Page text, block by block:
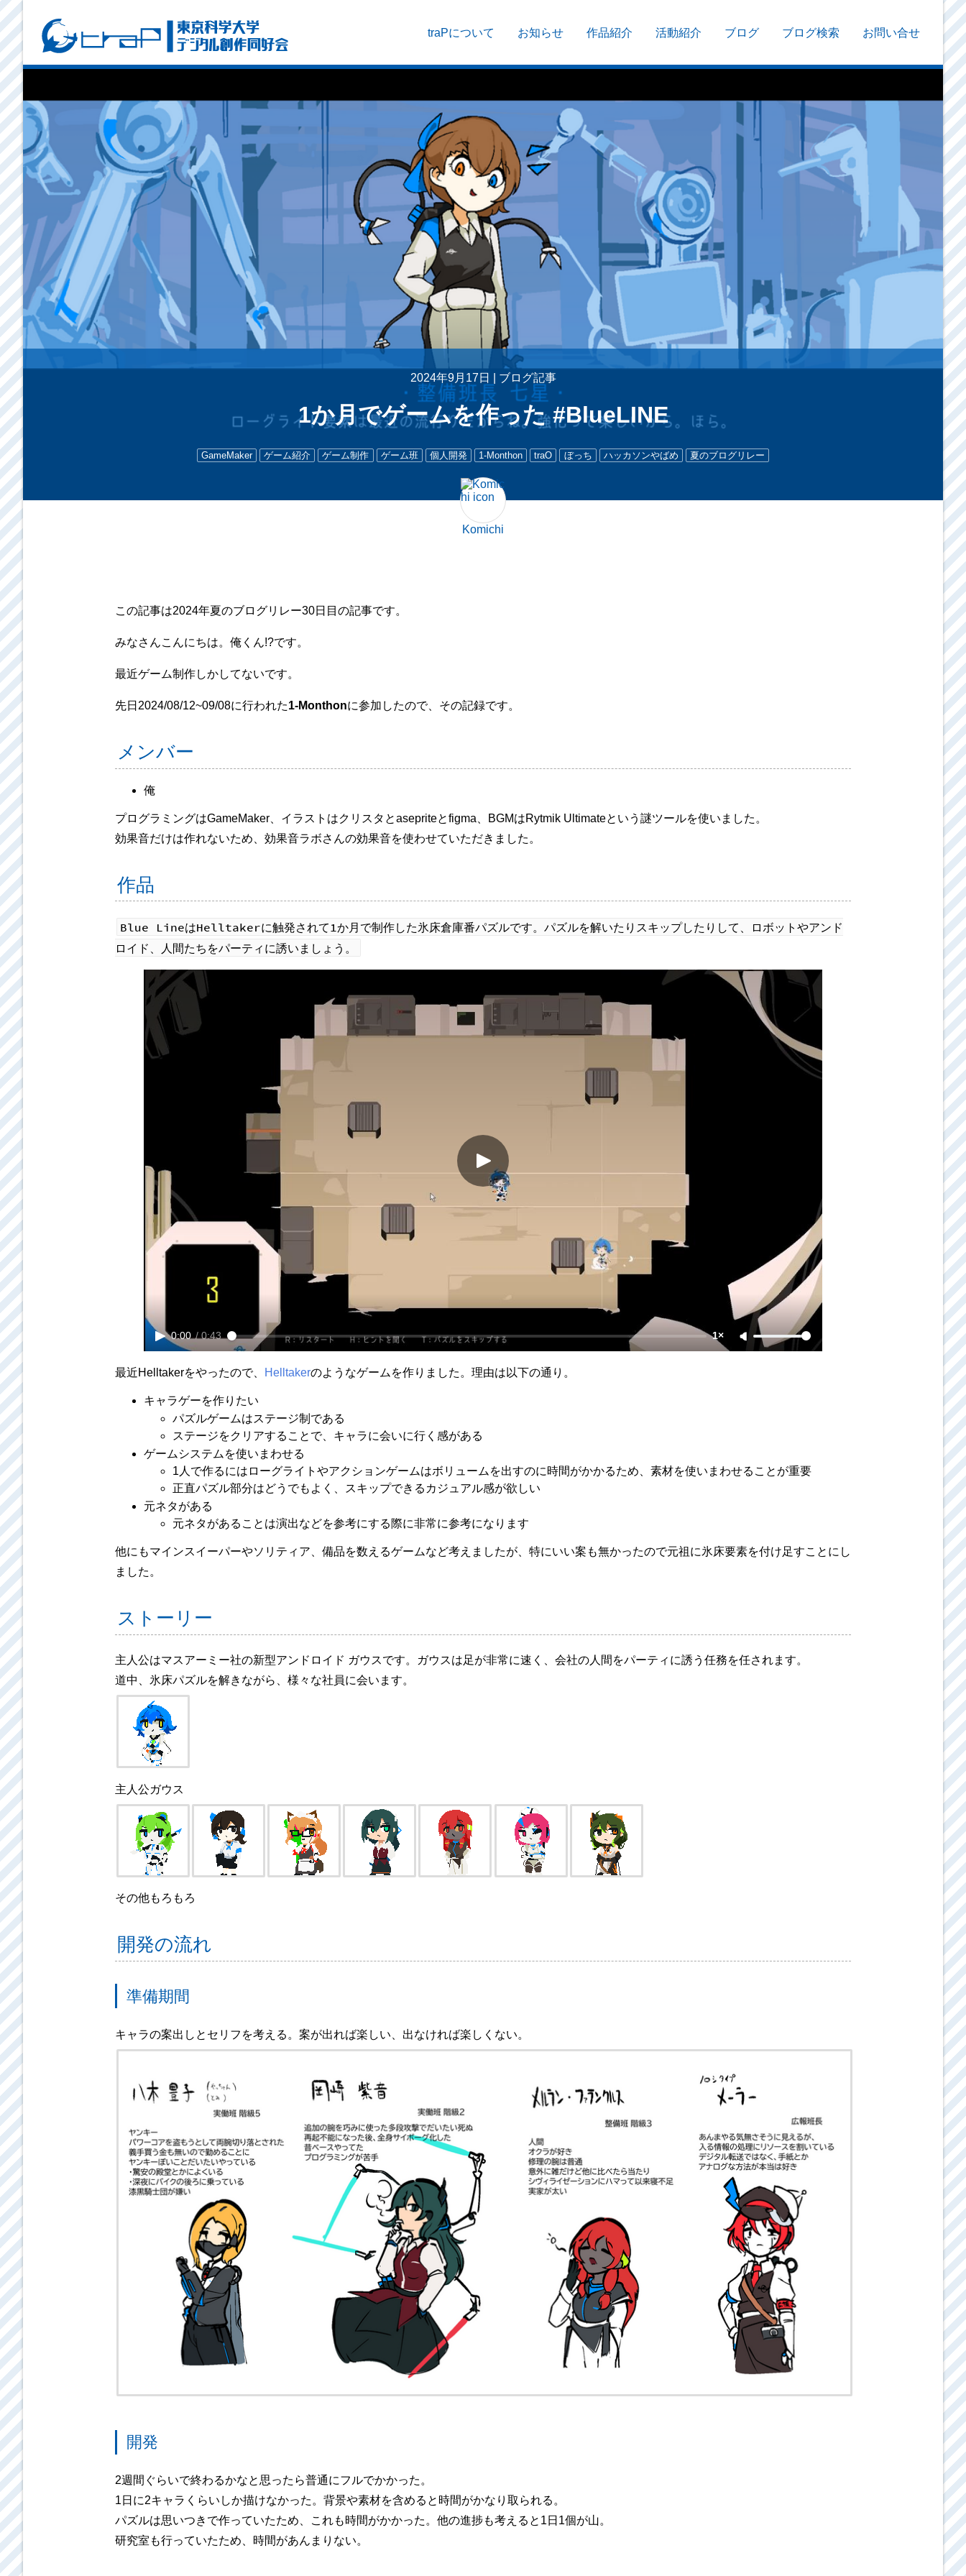
traPについて お知らせ 作品紹介 活動紹介 ブログ ブログ検索 お問い合せ
2024年9月17日 | ブログ記事
1か月でゲームを作った #BlueLINE
GameMaker ゲーム紹介 ゲーム制作 ゲーム班 個人開発 1-Monthon traO ぼっち ハッカソンやばめ 夏のブログリレー
Komichi
この記事は2024年夏のブログリレー30日目の記事です。
みなさんこんにちは。俺くん!?です。
最近ゲーム制作しかしてないです。
先日2024/08/12~09/08に行われた1-Monthonに参加したので、その記録です。
メンバー
俺
プログラミングはGameMaker、イラストはクリスタとasepriteとfigma、BGMはRytmik Ultimateという謎ツールを使いました。
効果音だけは作れないため、効果音ラボさんの効果音を使わせていただきました。
作品
Blue LineはHelltakerに触発されて1か月で制作した氷床倉庫番パズルです。パズルを解いたりスキップしたりして、ロボットやアンド
ロイド、人間たちをパーティに誘いましょう。
0:00 / 0:43 1×
最近Helltakerをやったので、 Helltakerのようなゲームを作りました。理由は以下の通り。
キャラゲーを作りたい
パズルゲームはステージ制である
ステージをクリアすることで、キャラに会いに行く感がある
ゲームシステムを使いまわせる
1人で作るにはローグライトやアクションゲームはボリュームを出すのに時間がかかるため、素材を使いまわせることが重要
正直パズル部分はどうでもよく、スキップできるカジュアル感が欲しい
元ネタがある
元ネタがあることは演出などを参考にする際に非常に参考になります
他にもマインスイーパーやソリティア、備品を数えるゲームなど考えましたが、特にいい案も無かったので元祖に氷床要素を付け足すことにし
ました。
ストーリー
主人公はマスアーミー社の新型アンドロイド ガウスです。ガウスは足が非常に速く、会社の人間をパーティに誘う任務を任されます。
道中、氷床パズルを解きながら、様々な社員に会います。
主人公ガウス
その他もろもろ
開発の流れ
準備期間
キャラの案出しとセリフを考える。案が出れば楽しい、出なければ楽しくない。
開発
2週間ぐらいで終わるかなと思ったら普通にフルでかかった。
1日に2キャラくらいしか描けなかった。背景や素材を含めると時間がかなり取られる。
パズルは思いつきで作っていたため、これも時間がかかった。他の進捗も考えると1日1個が山。
研究室も行っていたため、時間があんまりない。